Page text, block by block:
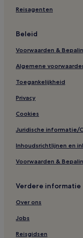
Reisagenten
Beleid
Voorwaarden &
Algemene
Toegankelijkheid
Privacy
Cookies
Juridische informatie/
Inhoudsrichtlijnen en
Voorwaarden &
Verdere informatie
Over ons
Jobs
Reisgidsen